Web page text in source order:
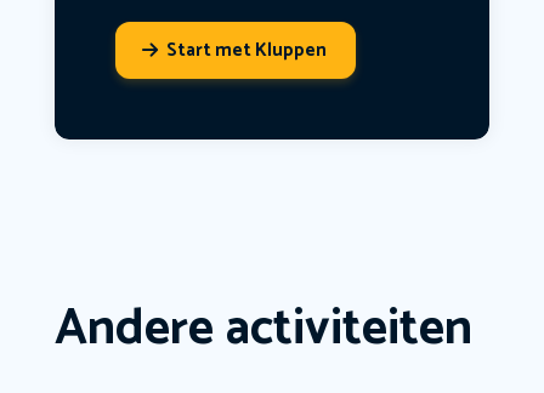
Start met Kluppen
Andere activiteiten